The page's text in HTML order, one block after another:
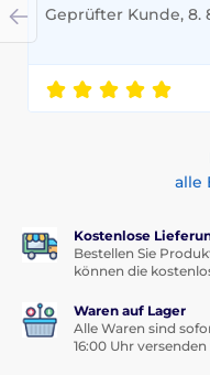
Geprüfter Kunde, 8.
alle
Kostenlose
Bestellen Sie
können die
Waren auf Lager
Alle Waren sind
16:00 Uhr